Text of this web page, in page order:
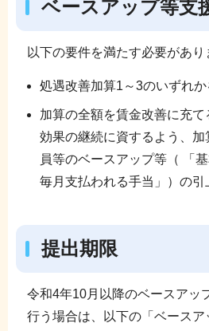
ベースアップ等支
以下の要件を満たす必要があり
処遇改善加算1～3のいずれ
加算の全額を賃金改善に充
効果の継続に資するよう、
員等のベースアップ等（ 「
毎月支払われる手当」）の引
提出期限
令和4年10月以降のベースアッ
行う場合は、以下の「ベース